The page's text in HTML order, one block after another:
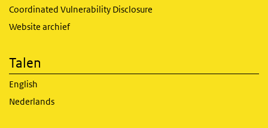
Coordinated Vulnerability Disclosure
Website archief
Talen
English
Nederlands